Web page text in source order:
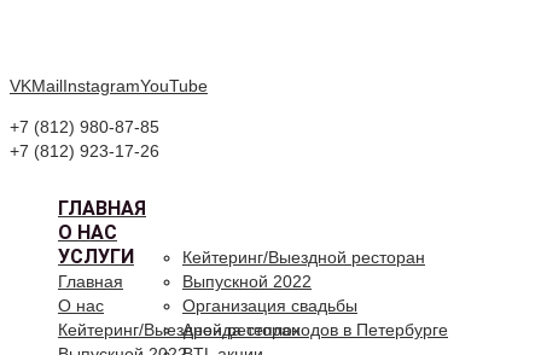
VKMailInstagramYouTube
+7 (812) 980-87-85
+7 (812) 923-17-26
ГЛАВНАЯ
О НАС
УСЛУГИ
Кейтеринг/Выездной ресторан
Выпускной 2022
Организация свадьбы
Аренда теплоходов в Петербурге
Главная
О нас
Кейтеринг/Выездной ресторан